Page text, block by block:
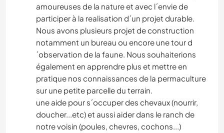
amoureuses de la nature et avec l´envie de
participer à la realisation d´un projet durable.
Nous avons plusieurs projet de construction
notamment un bureau ou encore une tour d
´observation de la faune. Nous souhaiterions
également en apprendre plus et mettre en
pratique nos connaissances de la permaculture
sur une petite parcelle du terrain.
une aide pour s´occuper des chevaux (nourrir,
doucher...etc) et aussi aider dans le ranch de
notre voisin (poules, chevres, cochons...)